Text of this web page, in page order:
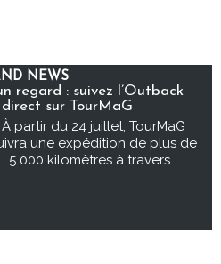
NEWS
regard : suivez l’Outback
sur TourMaG
À partir du 24 juillet, TourMaG
une expédition de plus de
5 000 kilomètres à travers...